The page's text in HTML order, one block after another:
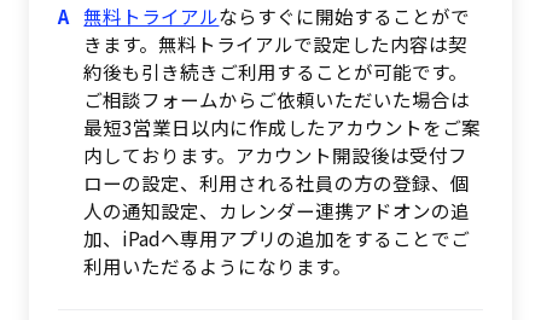
無料トライアルならすぐに開始することがで
きます。無料トライアルで設定した内容は契
約後も引き続きご利用することが可能です。
ご相談フォームからご依頼いただいた場合は
最短3営業日以内に作成したアカウントをご案
内しております。アカウント開設後は受付フ
ローの設定、利用される社員の方の登録、個
人の通知設定、カレンダー連携アドオンの追
加、iPadへ専用アプリの追加をすることでご
利用いただるようになります。